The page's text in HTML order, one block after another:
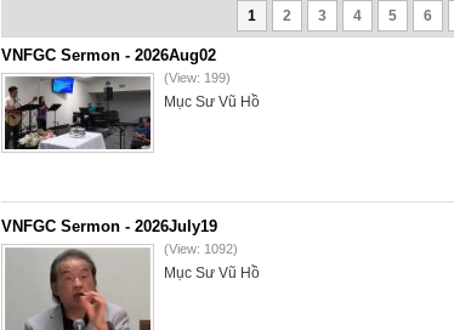
1 2 3 4 5 6
VNFGC Sermon - 2026Aug02
(View: 199)
Mục Sư Vũ Hồ
VNFGC Sermon - 2026July19
(View: 1092)
Mục Sư Vũ Hồ